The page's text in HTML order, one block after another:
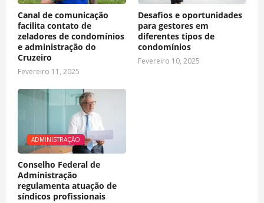
Canal de comunicação
facilita contato de
zeladores de condomínios
e administração do
Cruzeiro
Fevereiro 11, 2025
Desafios e oportunidades
para gestores em
diferentes tipos de
condomínios
Fevereiro 10, 2025
ADMINISTRAÇÃO
Conselho Federal de
Administração
regulamenta atuação de
síndicos profissionais